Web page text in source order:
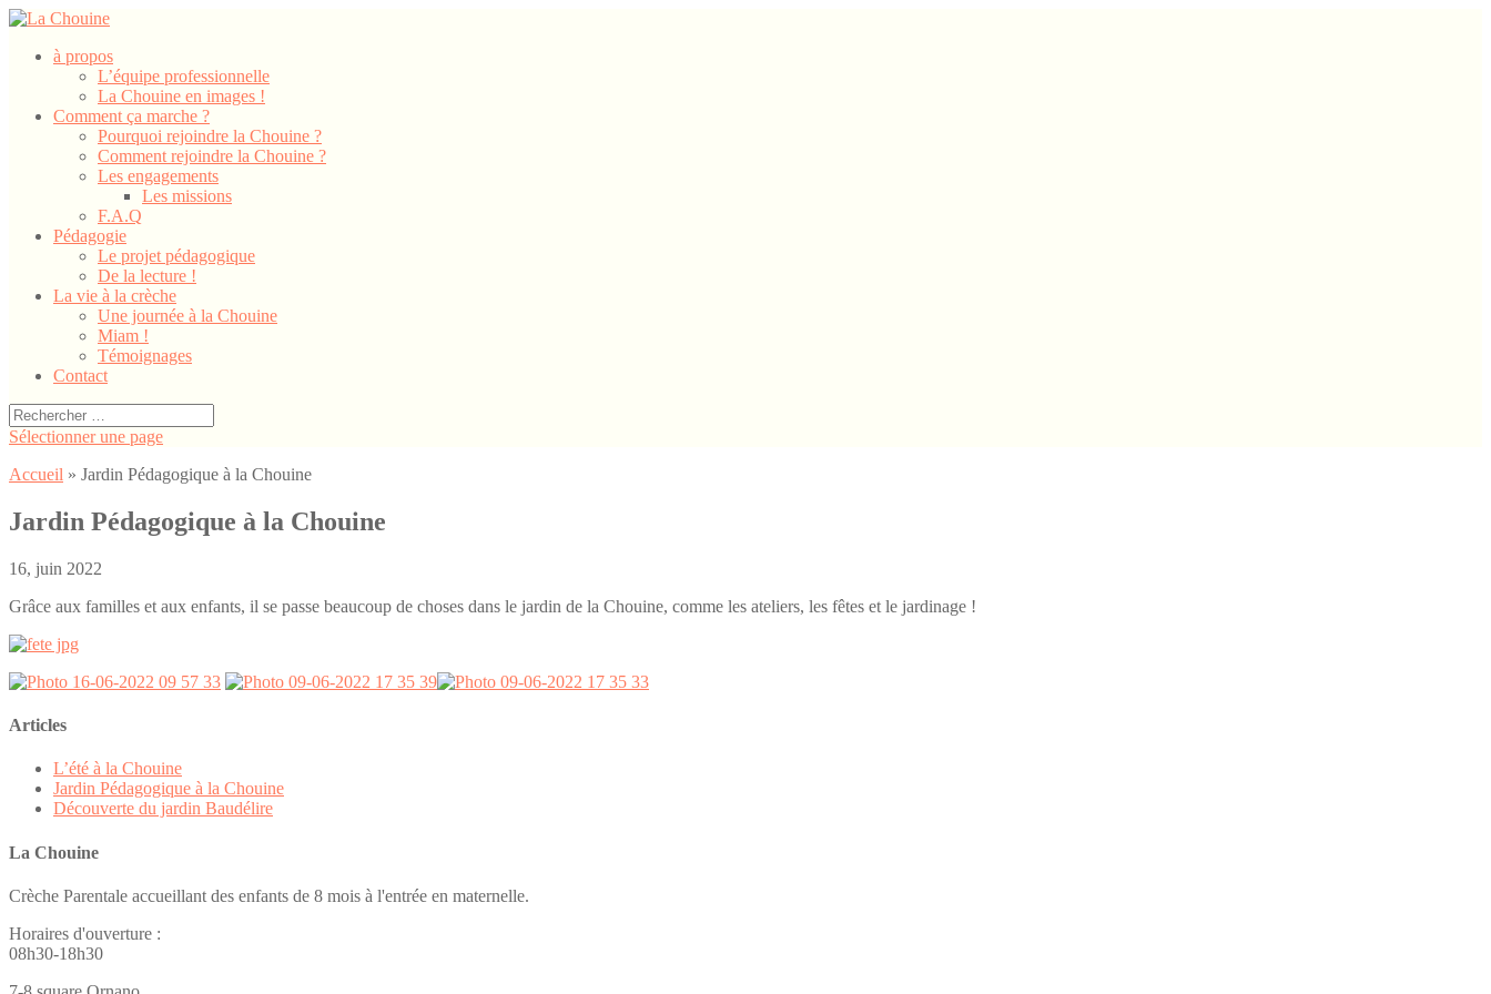
à propos
L’équipe professionnelle
La Chouine en images !
Comment ça marche ?
Pourquoi rejoindre la Chouine ?
Comment rejoindre la Chouine ?
Les engagements
Les missions
F.A.Q
Pédagogie
Le projet pédagogique
De la lecture !
La vie à la crèche
Une journée à la Chouine
Miam !
Témoignages
Contact
Sélectionner une page
Accueil » Jardin Pédagogique à la Chouine
Jardin Pédagogique à la Chouine
16, juin 2022
Grâce aux familles et aux enfants, il se passe beaucoup de choses dans le jardin de la Chouine, comme les ateliers, les fêtes et le jardinage !
Articles
L’été à la Chouine
Jardin Pédagogique à la Chouine
Découverte du jardin Baudélire
La Chouine
Crèche Parentale accueillant des enfants de 8 mois à l'entrée en maternelle.
Horaires d'ouverture :
08h30-18h30